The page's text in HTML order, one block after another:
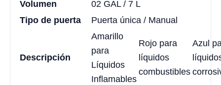
Volumen
02 GAL / 7 L
Tipo de puerta
Puerta única / Manual
Descripción
Amarillo
para
Líquidos
Inflamables
Rojo para
líquidos
combustibles
Azul